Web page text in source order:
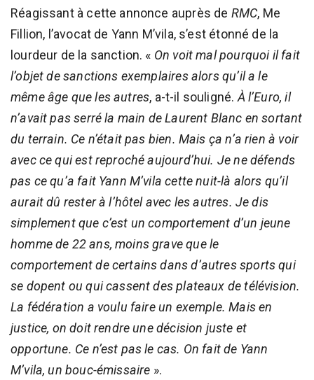
Réagissant à cette annonce auprès de RMC, Me
Fillion, l’avocat de Yann M’vila, s’est étonné de la
lourdeur de la sanction. « On voit mal pourquoi il fait
l’objet de sanctions exemplaires alors qu’il a le
même âge que les autres, a-t-il souligné. À l’Euro, il
n’avait pas serré la main de Laurent Blanc en sortant
du terrain. Ce n’était pas bien. Mais ça n’a rien à voir
avec ce qui est reproché aujourd’hui. Je ne défends
pas ce qu’a fait Yann M’vila cette nuit-là alors qu’il
aurait dû rester à l’hôtel avec les autres. Je dis
simplement que c’est un comportement d’un jeune
homme de 22 ans, moins grave que le
comportement de certains dans d’autres sports qui
se dopent ou qui cassent des plateaux de télévision.
La fédération a voulu faire un exemple. Mais en
justice, on doit rendre une décision juste et
opportune. Ce n’est pas le cas. On fait de Yann
M’vila, un bouc-émissaire ».